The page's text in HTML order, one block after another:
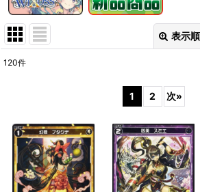
表示
並び順:
絞り込む
120件
1 2 次»